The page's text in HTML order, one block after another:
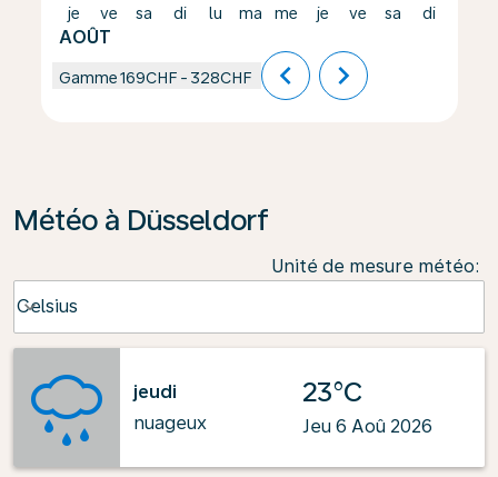
je
AOÛT
ve sa di lu ma me je ve sa di
Gamme169CHF - 328CHF chevron_left chevron_right
Météo à Düsseldorf
Unité de mesure météo:
Celsius
keyboard_arrow_down
jeudi
nuageux
23°C
Jeu 6 Aoû 2026